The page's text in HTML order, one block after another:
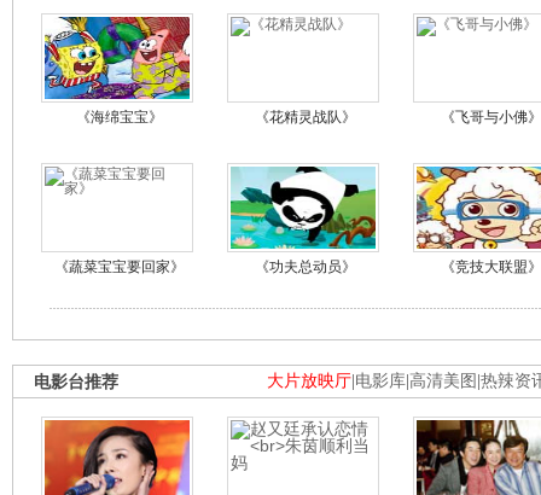
《海绵宝宝》 《花精灵战队》 《飞哥与小佛》
《蔬菜宝宝要回家》 《功夫总动员》 《竞技大联盟》
大片放映厅 电影库 高清美图 热辣资
电影台推荐